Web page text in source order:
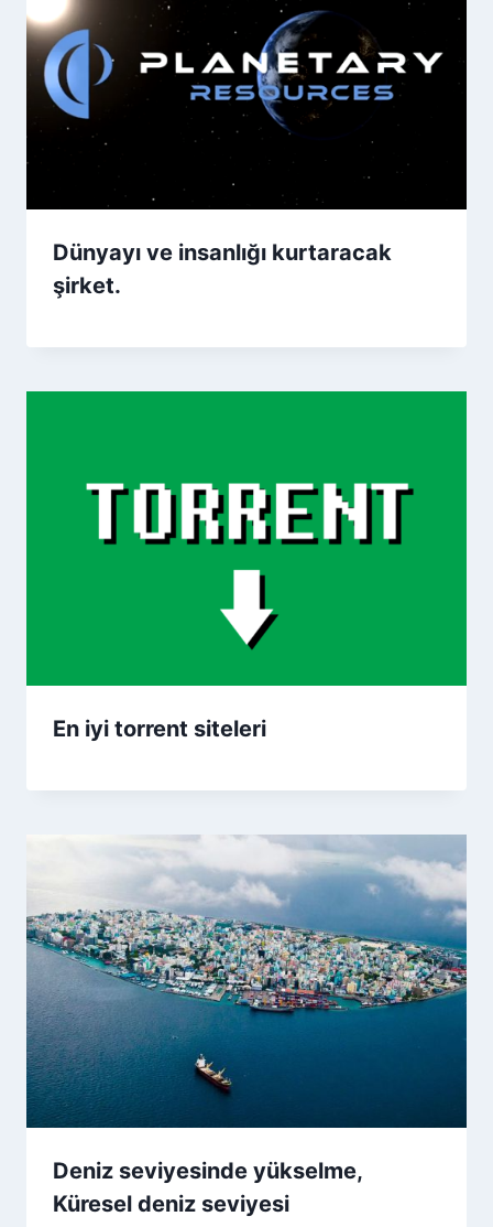
Dünyayı ve insanlığı kurtaracak
şirket.
En iyi torrent siteleri
Deniz seviyesinde yükselme,
Küresel deniz seviyesi